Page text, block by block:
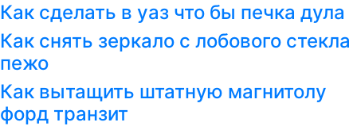
Как сделать в уаз что бы печка дула
Как снять зеркало с лобового стекла
пежо
Как вытащить штатную магнитолу
форд транзит